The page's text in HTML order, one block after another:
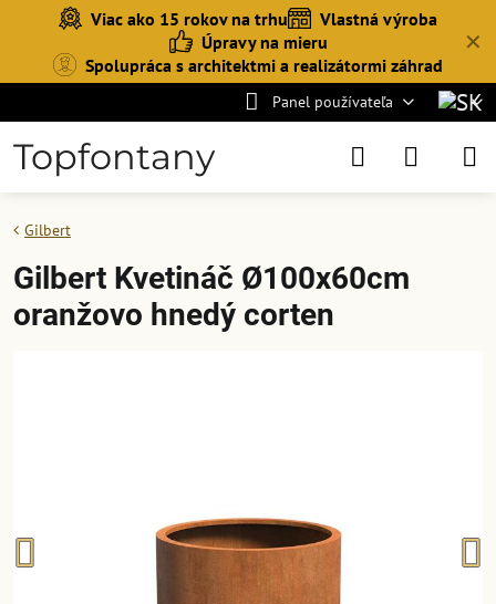
✕
Viac ako 15 rokov na trhu
Vlastná výroba
Úpravy na mieru
Spolupráca s architektmi a realizátormi záhrad
Panel používateľa
Topfontany
Gilbert
Gilbert Kvetináč Ø100x60cm
oranžovo hnedý corten